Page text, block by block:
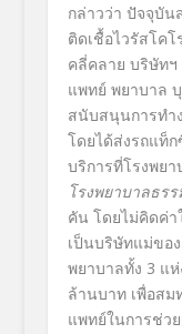
กล่าวว่า ปัจจุบั
ติดเชื้อไวรัสโคโ
คลี่คลาย บริษัท
แพทย์ พยาบาล
สนับสนุนการทำ
โดยได้ส่งรถแท็
บริการที่โรงพย
โรงพยาบาลธร
คัน โดยไม่คิดค่า
เป็นบริษัทแม่ของ
พยาบาลทั้ง 3 แ
ล้านบาท เพื่อสม
แพทย์ในการช่ว